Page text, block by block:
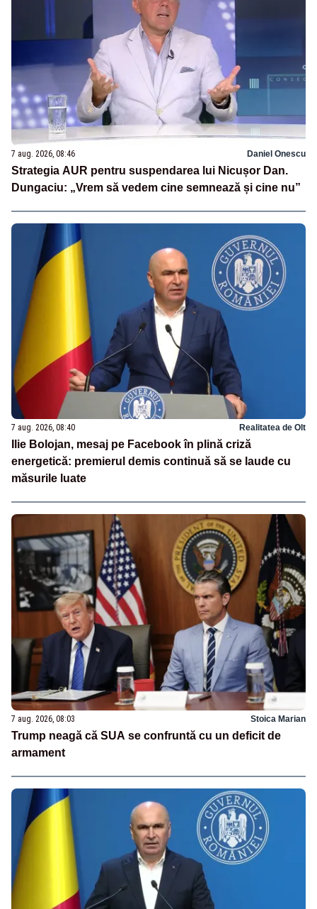
7 aug. 2026, 08:46 Daniel Onescu
Strategia AUR pentru suspendarea lui Nicușor Dan.
Dungaciu: „Vrem să vedem cine semnează și cine nu”
7 aug. 2026, 08:40 Realitatea de Olt
Ilie Bolojan, mesaj pe Facebook în plină criză
energetică: premierul demis continuă să se laude cu
măsurile luate
7 aug. 2026, 08:03 Stoica Marian
Trump neagă că SUA se confruntă cu un deficit de
armament